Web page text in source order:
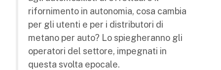
rifornimento in autonomia, cosa cambia
per gli utenti e per i distributori di
metano per auto? Lo spiegheranno gli
operatori del settore, impegnati in
questa svolta epocale.